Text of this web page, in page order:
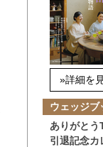
»詳細を
ウェッジブ
ありがと
引退記念